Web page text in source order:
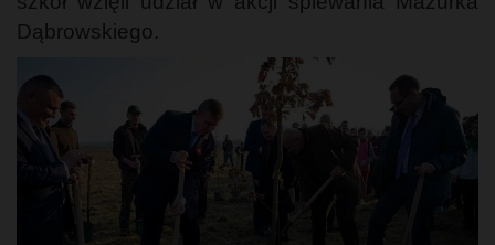
Dąbrowskiego.